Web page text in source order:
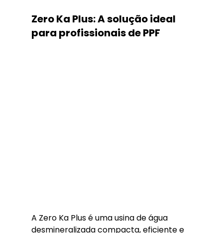
Zero Ka Plus: A solução ideal
para profissionais de PPF
A Zero Ka Plus é uma usina de água
desmineralizada compacta, eficiente e